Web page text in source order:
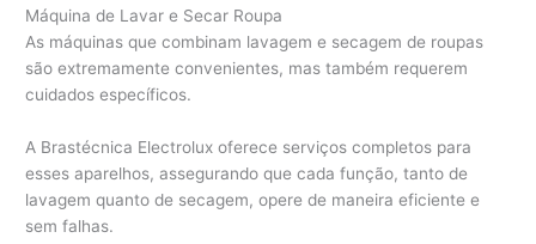
Máquina de Lavar e Secar Roupa
As máquinas que combinam lavagem e secagem de roupas
são extremamente convenientes, mas também requerem
cuidados específicos.
A Brastécnica Electrolux oferece serviços completos para
esses aparelhos, assegurando que cada função, tanto de
lavagem quanto de secagem, opere de maneira eficiente e
sem falhas.